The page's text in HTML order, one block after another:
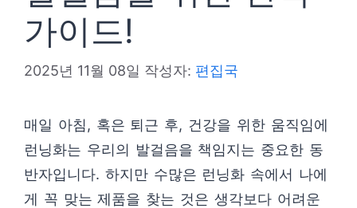
가이드!
2025년 11월 08일 작성자: 편집국
매일 아침, 혹은 퇴근 후, 건강을 위한 움직임에
런닝화는 우리의 발걸음을 책임지는 중요한 동
반자입니다. 하지만 수많은 런닝화 속에서 나에
게 꼭 맞는 제품을 찾는 것은 생각보다 어려운